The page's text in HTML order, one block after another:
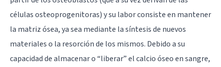
células osteoprogenitoras) y su labor consiste en mantener
la matriz ósea, ya sea mediante la síntesis de nuevos
materiales o la resorción de los mismos. Debido a su
capacidad de almacenar o “liberar” el calcio óseo en sangre,